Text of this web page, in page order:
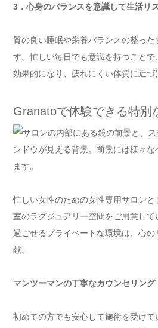
3．心身のバランスを意識して生活リ
質の良い睡眠や栄養バランスの整っ
す。忙しい毎日でも意識を持つことで
効果的になり、疲れにくい体質に近づ
Granatoで体験できる特別
忙しい女性のための女性専用サロン
室のラグジュアリー空間をご用意し
過ごせるプライベートな環境は、心
献。
マンツーマンの丁寧なカウンセリング
初めての方でも安心して施術を受け